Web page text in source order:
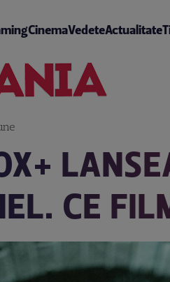
CinemaVedeteActualitate
CE